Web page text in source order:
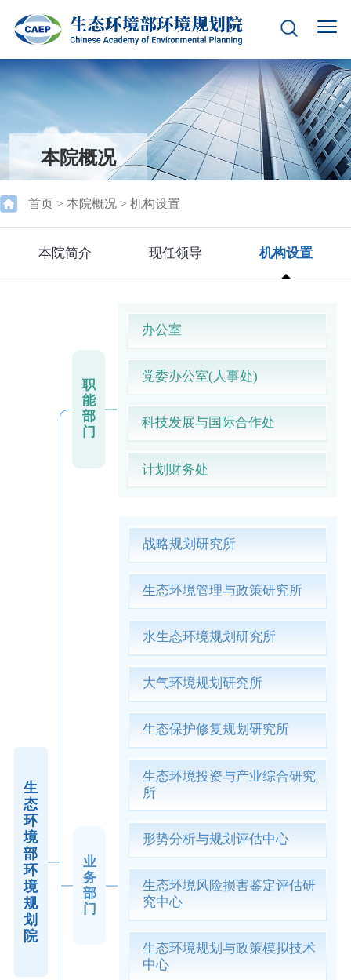
本院概况
首页> 本院概况> 机构设置
本院简介 现任领导 机构设置
生
态
环
境
部
环
境
规
划
院
职
能
部
门
办公室
党委办公室(人事处)
科技发展与国际合作处
计划财务处
业
务
部
门
战略规划研究所
生态环境管理与政策研究所
水生态环境规划研究所
大气环境规划研究所
生态保护修复规划研究所
生态环境投资与产业综合研究
所
形势分析与规划评估中心
生态环境风险损害鉴定评估研
究中心
生态环境规划与政策模拟技术
中心